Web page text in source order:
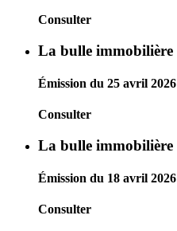
Consulter
La bulle immobilière
Émission du 25 avril 2026
Consulter
La bulle immobilière
Émission du 18 avril 2026
Consulter